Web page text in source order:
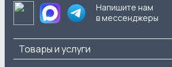
Напишите нам
в мессенджеры
Товары и услуги